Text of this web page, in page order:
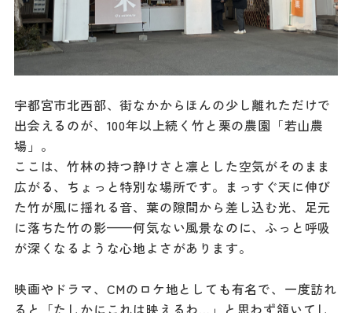
宇都宮市北西部、街なかからほんの少し離れただけで
出会えるのが、100年以上続く竹と栗の農園「若山農
場」。
ここは、竹林の持つ静けさと凛とした空気がそのまま
広がる、ちょっと特別な場所です。まっすぐ天に伸び
た竹が風に揺れる音、葉の隙間から差し込む光、足元
に落ちた竹の影——何気ない風景なのに、ふっと呼吸
が深くなるような心地よさがあります。
映画やドラマ、CMのロケ地としても有名で、一度訪れ
ると「たしかにこれは映えるわ…」と思わず頷いてし